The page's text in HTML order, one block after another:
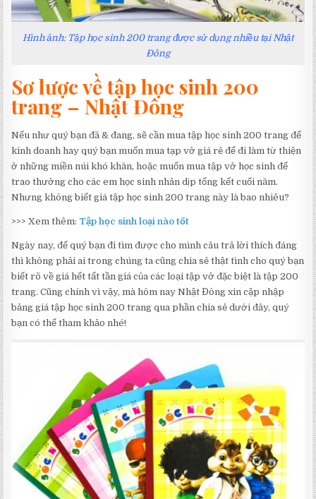
Hình ảnh: Tập học sinh 200 trang được sử dụng nhiều tại Nhật
Đông
Sơ lược về tập học sinh 200
trang – Nhật Đông
Nếu như quý bạn đã & đang, sẽ cần mua tập học sinh 200 trang để
kinh doanh hay quý bạn muốn mua tạp vở giá rẻ để đi làm từ thiện
ở những miền núi khó khăn, hoặc muốn mua tập vở học sinh để
trao thưởng cho các em học sinh nhân dịp tổng kết cuối năm.
Nhưng không biết giá tập học sinh 200 trang này là bao nhiêu?
>>> Xem thêm: Tập học sinh loại nào tốt
Ngày nay, để quý bạn đi tìm được cho mình câu trả lời thích đáng
thì không phải ai trong chúng ta cũng chia sẻ thật tình cho quý bạn
biết rõ về giá hết tất tần giá của các loại tập vở đặc biệt là tập 200
trang. Cũng chính vì vậy, mà hôm nay Nhật Đông xin cập nhập
bảng giá tập học sinh 200 trang qua phần chia sẻ dưới đây, quý
bạn có thể tham khảo nhé!